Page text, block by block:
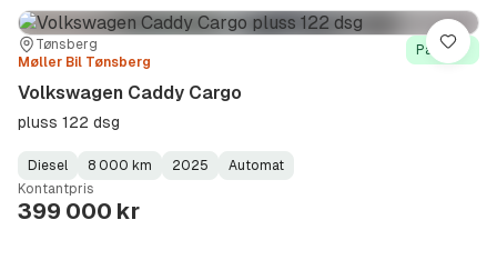
Sted:Tønsberg
Forhandler:
Møller Bil Tønsberg
På lager
Volkswagen Caddy Cargo
pluss 122 dsg
Fuel
Type:
Diesel
Kilometerstand:
8 000 km
Model
Year:
2025
Gearbox
Type:
Automat
Kontantpris
399 000 kr
Lagre